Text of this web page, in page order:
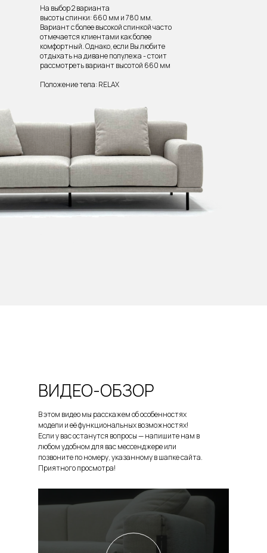
На выбор 2 варианта
высоты спинки: 660 мм и 780 мм.
Вариант с более высокой спинкой часто
отмечается клиентами как более
комфортный. Однако, если Вы любите
отдыхать на диване полулежа - стоит
рассмотреть вариант высотой 660 мм
Положение тела: RELAX
В этом видео мы расскажем об особенностях
модели и её функциональных возможностях!
Если у вас останутся вопросы — напишите нам в
любом удобном для вас мессенджере или
позвоните по номеру, указанному в шапке сайта.
Приятного просмотра!
ВИДЕО-ОБЗОР